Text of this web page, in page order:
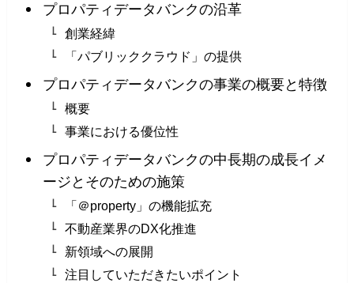
プロパティデータバンクの沿革
創業経緯
「パブリッククラウド」の提供
プロパティデータバンクの事業の概要と特徴
概要
事業における優位性
プロパティデータバンクの中長期の成長イメ
ージとそのための施策
「＠property」の機能拡充
不動産業界のDX化推進
新領域への展開
注目していただきたいポイント